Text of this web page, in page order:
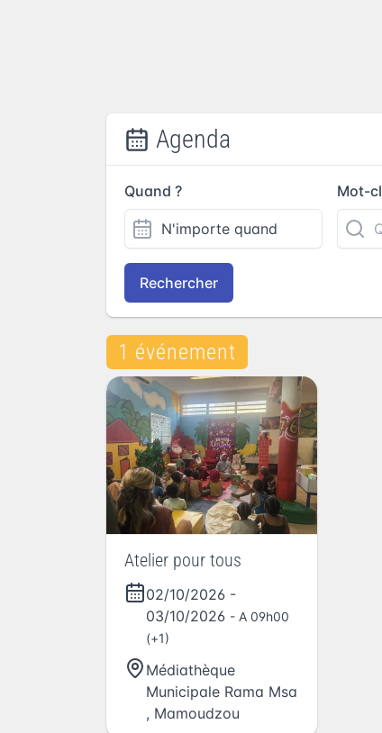
Agenda
Quand ? Mot-
Rechercher
1 événement
Atelier pour tous
02/10/2026 -
03/10/2026 - A 09h00
(+1)
Médiathèque
Municipale Rama Msa
, Mamoudzou